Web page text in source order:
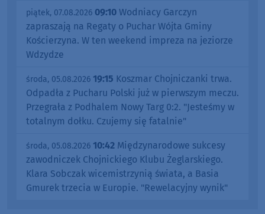
piątek, 07.08.2026 09:10 Wodniacy Garczyn
zapraszają na Regaty o Puchar Wójta Gminy
Kościerzyna. W ten weekend impreza na jeziorze
Wdzydze
środa, 05.08.2026 19:15 Koszmar Chojniczanki trwa.
Odpadła z Pucharu Polski już w pierwszym meczu.
Przegrała z Podhalem Nowy Targ 0:2. "Jesteśmy w
totalnym dołku. Czujemy się fatalnie"
środa, 05.08.2026 10:42 Międzynarodowe sukcesy
zawodniczek Chojnickiego Klubu Żeglarskiego.
Klara Sobczak wicemistrzynią świata, a Basia
Gmurek trzecia w Europie. "Rewelacyjny wynik"